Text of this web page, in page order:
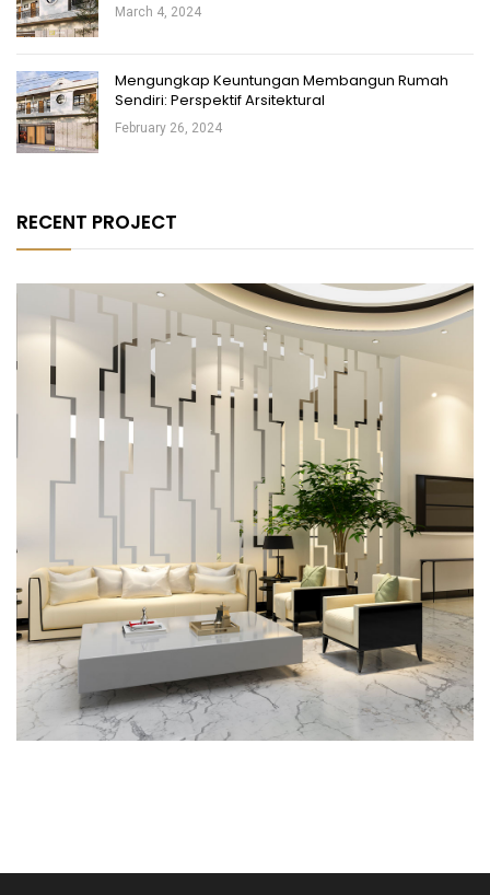
March 4, 2024
Mengungkap Keuntungan Membangun Rumah
Sendiri: Perspektif Arsitektural
February 26, 2024
RECENT PROJECT